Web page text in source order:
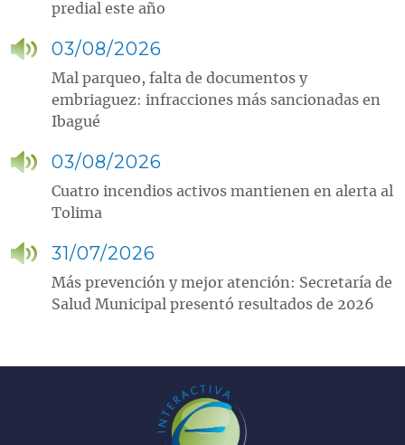
predial este año
03/08/2026
Mal parqueo, falta de documentos y
embriaguez: infracciones más sancionadas en
Ibagué
03/08/2026
Cuatro incendios activos mantienen en alerta al
Tolima
31/07/2026
Más prevención y mejor atención: Secretaría de
Salud Municipal presentó resultados de 2026